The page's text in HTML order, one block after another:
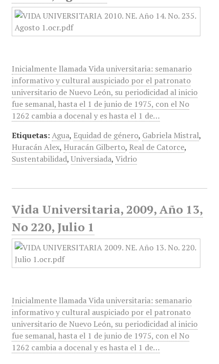
Inicialmente llamada Vida universitaria: semanario
informativo y cultural auspiciado por el patronato
universitario de Nuevo León, su periodicidad al inicio
fue semanal, hasta el 1 de junio de 1975, con el No
1262 cambia a docenal y es hasta el 1 de…
Etiquetas: Agua, Equidad de género, Gabriela Mistral,
Huracán Alex, Huracán Gilberto, Real de Catorce,
Sustentabilidad, Universiada, Vidrio
Vida Universitaria, 2009, Año 13,
No 220, Julio 1
Inicialmente llamada Vida universitaria: semanario
informativo y cultural auspiciado por el patronato
universitario de Nuevo León, su periodicidad al inicio
fue semanal, hasta el 1 de junio de 1975, con el No
1262 cambia a docenal y es hasta el 1 de…